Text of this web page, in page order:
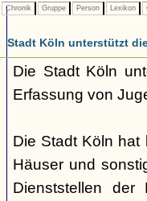
Chronik Gruppe Person Lexikon
Stadt Köln unterstützt
Die Stadt Köln
Erfassung von
Die Stadt Köln
Häuser und
Dienststellen